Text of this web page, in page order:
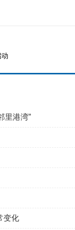
里港湾”
变化